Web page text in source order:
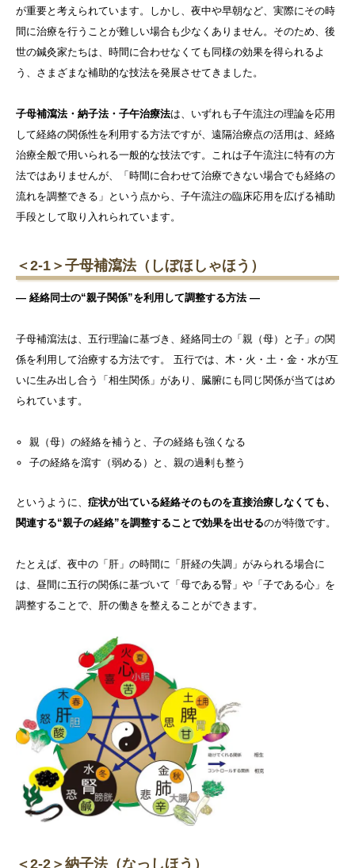
が重要と考えられています。しかし、夜中や早朝など、実際にその時
間に治療を行うことが難しい場合も少なくありません。そのため、後
世の鍼灸家たちは、時間に合わせなくても同様の効果を得られるよ
う、さまざまな補助的な技法を発展させてきました。
子母補瀉法・納子法・子午治療法は、いずれも子午流注の理論を応用
して経絡の関係性を利用する方法ですが、遠隔治療点の活用は、経絡
治療全般で用いられる一般的な技法です。これは子午流注に特有の方
法ではありませんが、「時間に合わせて治療できない場合でも経絡の
流れを調整できる」という点から、子午流注の臨床応用を広げる補助
手段として取り入れられています。
＜2-1＞子母補瀉法（しぼほしゃほう）
― 経絡同士の“親子関係”を利用して調整する方法 ―
子母補瀉法は、五行理論に基づき、経絡同士の「親（母）と子」の関
係を利用して治療する方法です。 五行では、木・火・土・金・水が互
いに生み出し合う「相生関係」があり、臓腑にも同じ関係が当てはめ
られています。
親（母）の経絡を補うと、子の経絡も強くなる
子の経絡を瀉す（弱める）と、親の過剰も整う
というように、 症状が出ている経絡そのものを直接治療しなくても、
関連する“親子の経絡”を調整することで効果を出せるのが特徴です。
たとえば、夜中の「肝」の時間に「肝経の失調」がみられる場合に
は、昼間に五行の関係に基づいて「母である腎」や「子である心」を
調整することで、肝の働きを整えることができます。
＜2-2＞納子法（なっしほう）